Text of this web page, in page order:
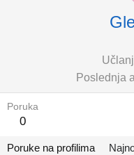
Poslednja
Poruka
0
Poruke na profilima